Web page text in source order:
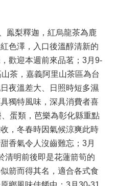
鳯梨釋迦，紅烏龍茶為鹿
色澤，入口後溫醇清新的
歡迎本週前來品茗；3月9-
茶，嘉義阿里山茶區為台
夜溫差大、日照時短多濕
獨特風味，深具消費者喜
蛋類，芭樂為彰化縣重點
，冬春時因氣候涼爽此時
香氣令人沒齒難忘；3月
清明前後即是花蓮箭筍的
箭而得其名，適合各式食